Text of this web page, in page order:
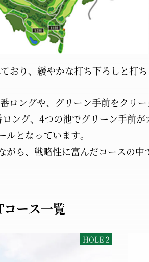
おり、 緩やかな打ち下ろしと打
ロングや、 グリーン手前をクリ
ング、 4つの池でグリーン手前が
ルとなっています。
ら、 戦略性に富んだコースの中
ース一覧